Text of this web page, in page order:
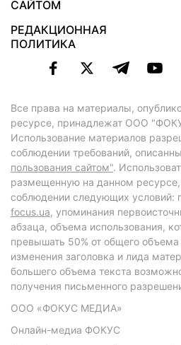
САЙТОМ
РЕДАКЦИОННАЯ
ПОЛИТИКА
Все права на материалы,
ресурсе, принадлежат ООО
Использование материалов
соблюдении требований,
пользования сайтом".
размещенную на данном
соблюдении следующих условий:
focus.ua, упоминания
абзаца, объема использования,
превышать 50% от общего объема
изменения заголовка и лида
большего объема текста
получения письменного
ООО «ФОКУС МЕДИА»
Онлайн-медиа ФОКУС